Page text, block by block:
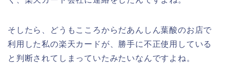
そしたら、どうもこころからだあんしん葉酸のお店で
利用した私の楽天カードが、勝手に不正使用している
と判断されてしまっていたみたいなんですよね。